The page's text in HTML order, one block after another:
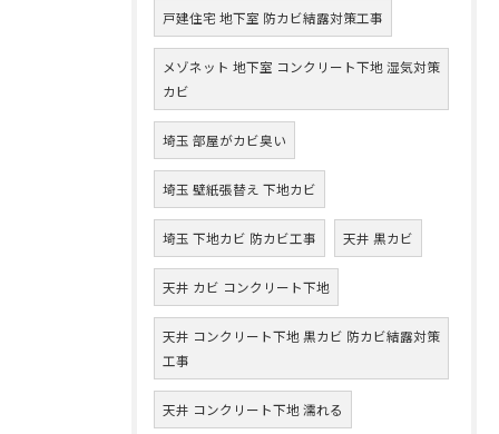
戸建住宅 地下室 防カビ結露対策工事
メゾネット 地下室 コンクリート下地 湿気対策
カビ
埼玉 部屋がカビ臭い
埼玉 壁紙張替え 下地カビ
埼玉 下地カビ 防カビ工事 天井 黒カビ
天井 カビ コンクリート下地
天井 コンクリート下地 黒カビ 防カビ結露対策
工事
天井 コンクリート下地 濡れる